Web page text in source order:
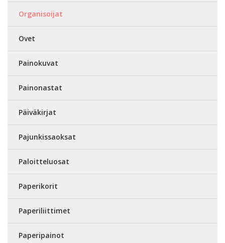
Organisoijat
Ovet
Painokuvat
Painonastat
Päiväkirjat
Pajunkissaoksat
Paloitteluosat
Paperikorit
Paperiliittimet
Paperipainot